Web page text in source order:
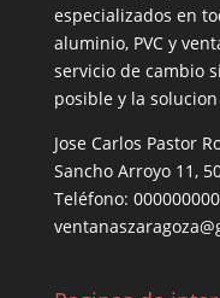
especializados en
aluminio, PVC y
servicio de cambio
posible y la
Jose Carlos Pastor
Sancho Arroyo 11,
Teléfono: